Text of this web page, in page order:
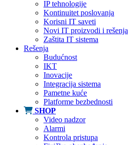
IP tehnologije
Kontinuitet poslovanja
Korisni IT saveti
Novi IT proizvodi i rešenja
Zaštita IT sistema
Rešenja
Budućnost
IKT
Inovacije
Integracija sistema
Pametne kuće
Platforme bezbednosti
SHOP
Video nadzor
Alarmi
Kontrola pristupa